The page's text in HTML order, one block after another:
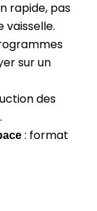
rapide, pas
vaisselle.
sur un
des
: format